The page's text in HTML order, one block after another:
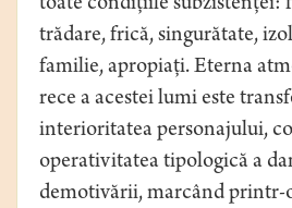
toate condițiile subzistenței:
trădare, frică, singurătate,
familie, apropiați. Eterna
rece a acestei lumi este
interioritatea personajului,
operativitatea tipologică a
demotivării, marcând printr-